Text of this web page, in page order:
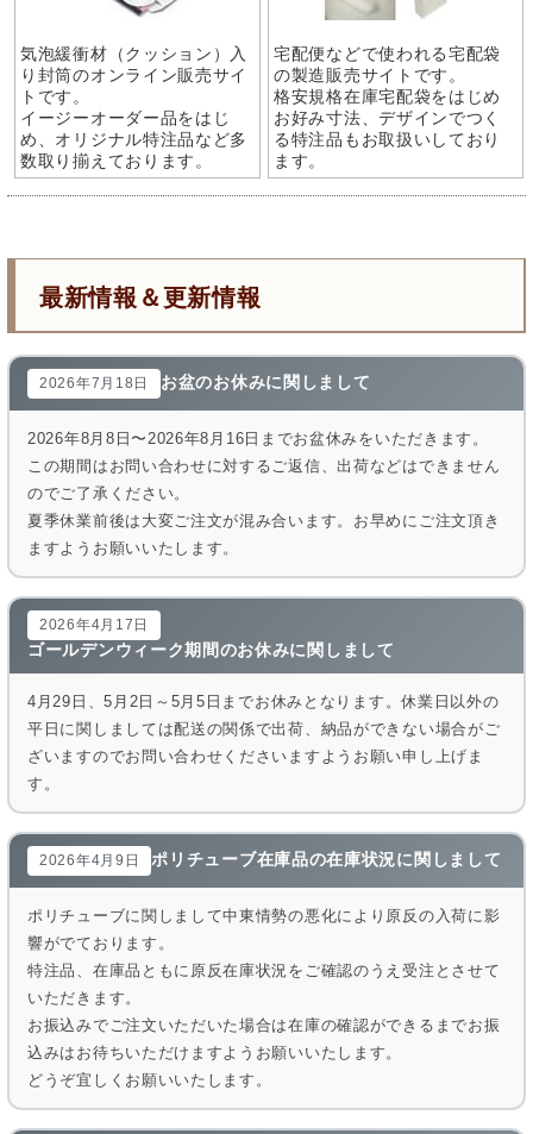
気泡緩衝材（クッション）入
り封筒のオンライン販売サイ
トです。
イージーオーダー品をはじ
め、オリジナル特注品など多
数取り揃えております。
宅配便などで使われる宅配袋
の製造販売サイトです。
格安規格在庫宅配袋をはじめ
お好み寸法、デザインでつく
る特注品もお取扱いしており
ます。
最新情報＆更新情報
2026年7月18日 お盆のお休みに関しまして
2026年8月8日〜2026年8月16日までお盆休みをいただきます。
この期間はお問い合わせに対するご返信、出荷などはできません
のでご了承ください。
夏季休業前後は大変ご注文が混み合います。お早めにご注文頂き
ますようお願いいたします。
2026年4月17日
ゴールデンウィーク期間のお休みに関しまして
4月29日、5月2日～5月5日までお休みとなります。休業日以外の
平日に関しましては配送の関係で出荷、納品ができない場合がご
ざいますのでお問い合わせくださいますようお願い申し上げま
す。
2026年4月9日 ポリチューブ在庫品の在庫状況に関しまして
ポリチューブに関しまして中東情勢の悪化により原反の入荷に影
響がでております。
特注品、在庫品ともに原反在庫状況をご確認のうえ受注とさせて
いただきます。
お振込みでご注文いただいた場合は在庫の確認ができるまでお振
込みはお待ちいただけますようお願いいたします。
どうぞ宜しくお願いいたします。